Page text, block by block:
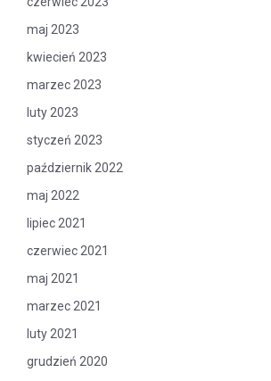
maj 2023
kwiecień 2023
marzec 2023
luty 2023
styczeń 2023
październik 2022
maj 2022
lipiec 2021
czerwiec 2021
maj 2021
marzec 2021
luty 2021
grudzień 2020